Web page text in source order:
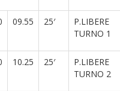
09.55 25′
P.LIBERE
TURNO 1
10.25 25′
P.LIBERE
TURNO 2